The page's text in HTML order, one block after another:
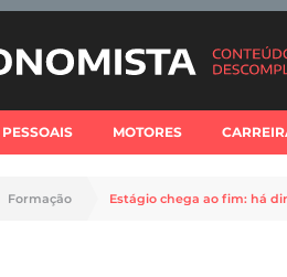
MOTORES
Formação Estágio chega ao fim: há